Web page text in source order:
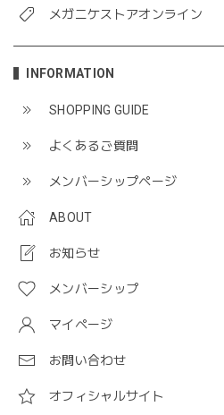
メガニケストアオンライン
INFORMATION
SHOPPING GUIDE
よくあるご質問
メンバーシップページ
ABOUT
お知らせ
メンバーシップ
マイページ
お問い合わせ
オフィシャルサイト